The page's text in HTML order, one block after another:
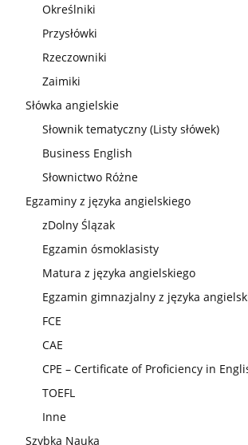
Określniki
Przysłówki
Rzeczowniki
Zaimiki
Słówka angielskie
Słownik tematyczny (Listy słówek)
Business English
Słownictwo Różne
Egzaminy z języka angielskiego
zDolny Ślązak
Egzamin ósmoklasisty
Matura z języka angielskiego
Egzamin gimnazjalny z języka
FCE
CAE
CPE – Certificate of Proficiency in
TOEFL
Inne
Szybka Nauka